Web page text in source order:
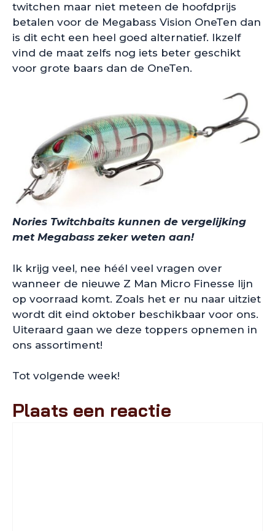
twitchen maar niet meteen de hoofdprijs
betalen voor de Megabass Vision OneTen dan
is dit echt een heel goed alternatief. Ikzelf
vind de maat zelfs nog iets beter geschikt
voor grote baars dan de OneTen.
Nories Twitchbaits kunnen de vergelijking
met Megabass zeker weten aan!
Ik krijg veel, nee héél veel vragen over
wanneer de nieuwe Z Man Micro Finesse lijn
op voorraad komt. Zoals het er nu naar uitziet
wordt dit eind oktober beschikbaar voor ons.
Uiteraard gaan we deze toppers opnemen in
ons assortiment!
Tot volgende week!
Plaats een reactie